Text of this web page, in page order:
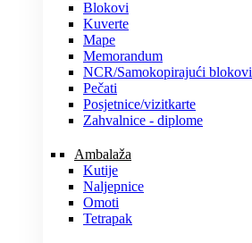
Blokovi
Kuverte
Mape
Memorandum
NCR/Samokopirajući blokovi
Pečati
Posjetnice/vizitkarte
Zahvalnice - diplome
Ambalaža
Kutije
Naljepnice
Omoti
Tetrapak